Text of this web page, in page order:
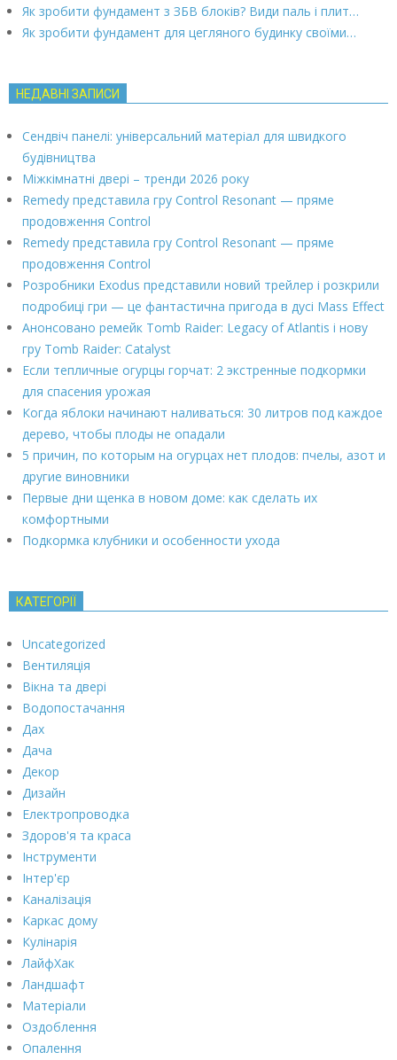
Як зробити фундамент з ЗБВ блоків? Види паль і плит…
Як зробити фундамент для цегляного будинку своїми…
НЕДАВНІ ЗАПИСИ
Сендвіч панелі: універсальний матеріал для швидкого
будівництва
Міжкімнатні двері – тренди 2026 року
Remedy представила гру Control Resonant — пряме
продовження Control
Remedy представила гру Control Resonant — пряме
продовження Control
Розробники Exodus представили новий трейлер і розкрили
подробиці гри — це фантастична пригода в дусі Mass Effect
Анонсовано ремейк Tomb Raider: Legacy of Atlantis і нову
гру Tomb Raider: Catalyst
Если тепличные огурцы горчат: 2 экстренные подкормки
для спасения урожая
Когда яблоки начинают наливаться: 30 литров под каждое
дерево, чтобы плоды не опадали
5 причин, по которым на огурцах нет плодов: пчелы, азот и
другие виновники
Первые дни щенка в новом доме: как сделать их
комфортными
Подкормка клубники и особенности ухода
КАТЕГОРІЇ
Uncategorized
Вентиляція
Вікна та двері
Водопостачання
Дах
Дача
Декор
Дизайн
Електропроводка
Здоров'я та краса
Інструменти
Інтер'єр
Каналізація
Каркас дому
Кулінарія
ЛайфХак
Ландшафт
Матеріали
Оздоблення
Опалення